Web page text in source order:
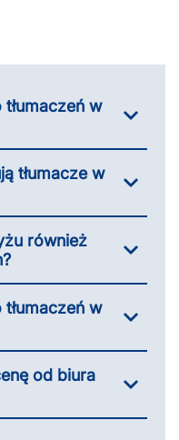
w
tłumacze w
również
w
od biura